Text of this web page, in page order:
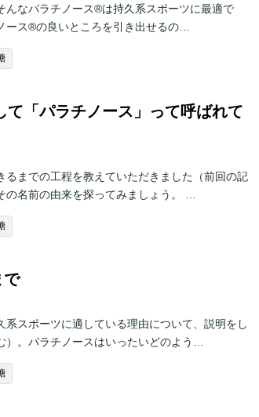
んなパラチノース®︎は持久系スポーツに最適で
ース®︎の良いところを引き出せるの…
て「パラチノース」って呼ばれて
までの工程を教えていただきました（前回の記
名前の由来を探ってみましょう。 …
で
スポーツに適している理由について、説明をし
。パラチノースはいったいどのよう…